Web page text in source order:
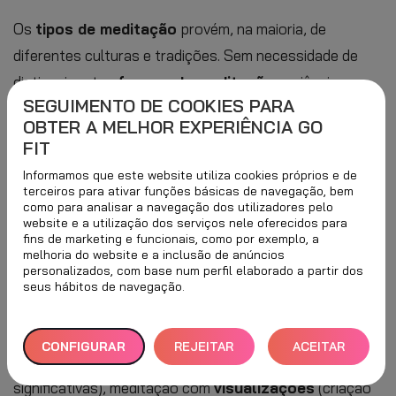
Os tipos de meditação provém, na maioria, de
diferentes culturas e tradições. Sem necessidade de
distinguir estasformas de meditação, a ciência
continua a demonstrar os seus efeitos benéficos.
Estes não se referem apenas aopapel da respiração
respiração consciente.
Neste artigo, poderá obter algumas respostas sobre o
tipo de meditação a escolher , com informações
sobre os seus nomes e formas de a praticar. De uma
movimento(ioga, tai chi ou mindful walking), meditação
commantras(repetição de palavras ou frases
significativas), meditação comvisualizações(criação
SEGUIMENTO DE COOKIES PARA
OBTER A MELHOR EXPERIÊNCIA GO
FIT
Informamos que este website utiliza cookies próprios e de
terceiros para ativar funções básicas de navegação, bem
como para analisar a navegação dos utilizadores pelo
website e a utilização dos serviços nele oferecidos para
fins de marketing e funcionais, como por exemplo, a
melhoria do website e a inclusão de anúncios
personalizados, com base num perfil elaborado a partir dos
seus hábitos de navegação.
CONFIGURAR REJEITAR
TUDO
ACEITAR
TODOS